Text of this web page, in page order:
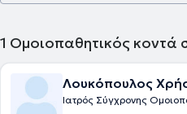
1 Ομοιοπαθητικός κοντά
Λουκόπουλος
Ιατρός Σύγχρονης